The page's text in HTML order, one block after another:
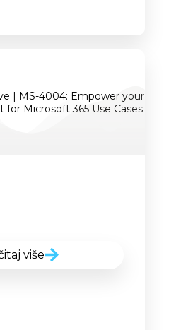
| MS-4004: Empower your
Microsoft 365 Use Cases
više